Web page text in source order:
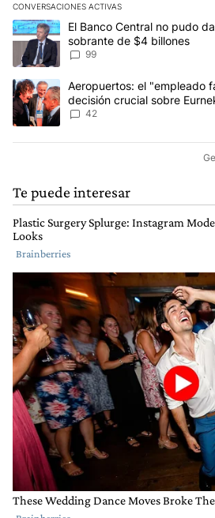
CONVERSACIONES ACTIVAS
Este listado muestra los artículos con
Un artículo de tendencia con el título
El Banco Central no pudo
sobrante de $4 billones
99
Un artículo de tendencia con el título
Aeropuertos: el "empleado
decisión crucial sobre
42